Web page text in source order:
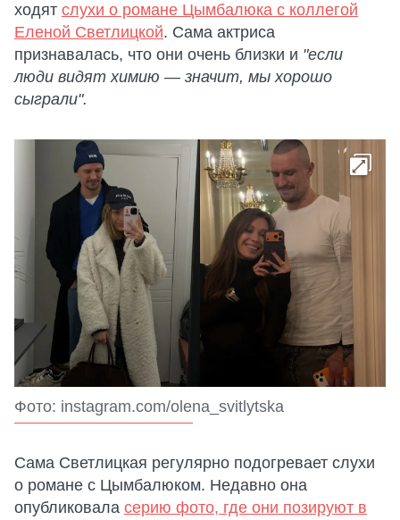
ходят слухи о романе Цымбалюка с коллегой
Еленой Светлицкой. Сама актриса
признавалась, что они очень близки и "если
люди видят химию — значит, мы хорошо
сыграли".
Фото: instagram.com/olena_svitlytska
Сама Светлицкая регулярно подогревает слухи
о романе с Цымбалюком. Недавно она
опубликовала серию фото, где они позируют в